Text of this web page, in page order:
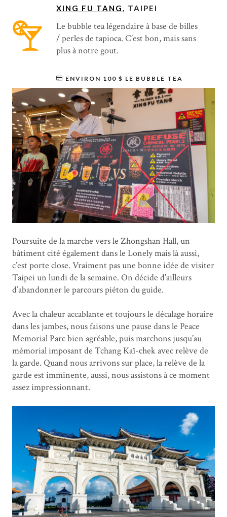
XING FU TANG, TAIPEI
Le bubble tea légendaire à base de billes
/ perles de tapioca. C’est bon, mais sans
plus à notre gout.
ENVIRON 100 $ LE BUBBLE TEA
Poursuite de la marche vers le Zhongshan Hall, un
bâtiment cité également dans le Lonely mais là aussi,
c’est porte close. Vraiment pas une bonne idée de visiter
Taipei un lundi de la semaine. On décide d’ailleurs
d’abandonner le parcours piéton du guide.
Avec la chaleur accablante et toujours le décalage horaire
dans les jambes, nous faisons une pause dans le Peace
Memorial Parc bien agréable, puis marchons jusqu’au
mémorial imposant de Tchang Kaï-chek avec relève de
la garde. Quand nous arrivons sur place, la relève de la
garde est imminente, aussi, nous assistons à ce moment
assez impressionnant.